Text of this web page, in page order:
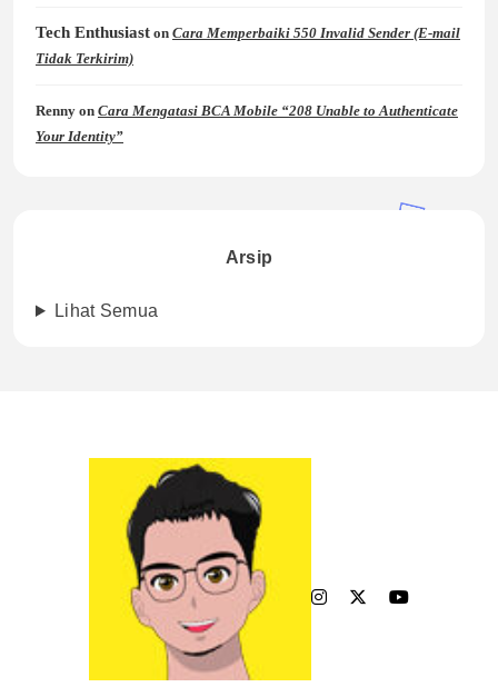
Tech Enthusiast on Cara Memperbaiki 550 Invalid Sender (E-mail
Tidak Terkirim)
Renny on Cara Mengatasi BCA Mobile “208 Unable to Authenticate
Your Identity”
Arsip
Lihat Semua